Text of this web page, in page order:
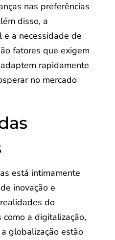
nas preferências
disso, a
a necessidade de
fatores que exigem
rapidamente
no mercado
está intimamente
inovação e
do
como a digitalização,
globalização estão